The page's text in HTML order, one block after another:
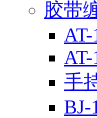
胶带
AT-
手
BJ-